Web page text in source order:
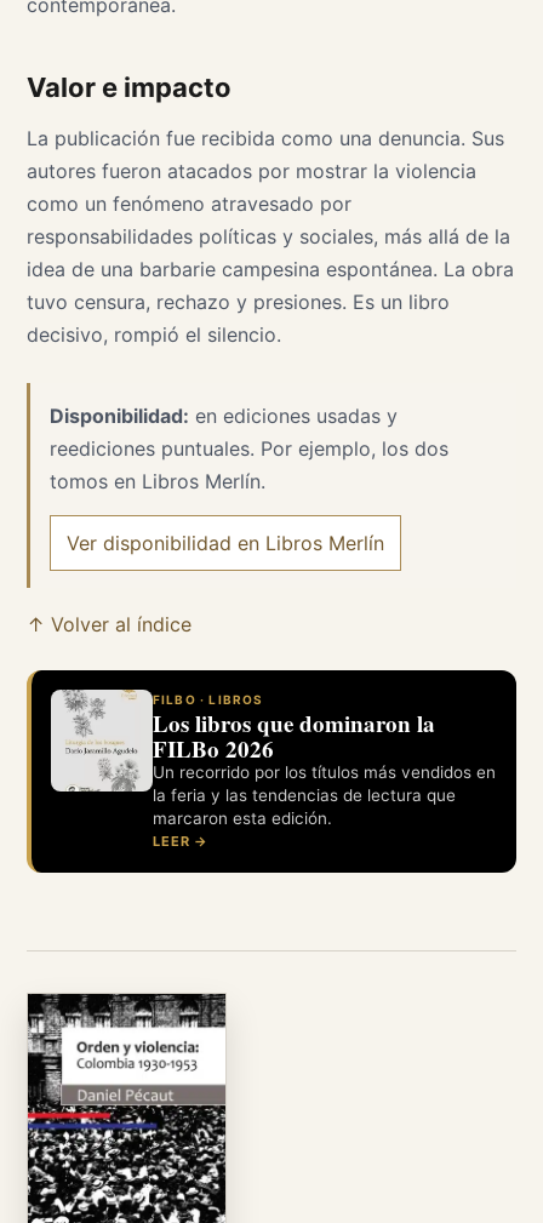
contemporánea.
Valor e impacto
La publicación fue recibida como una denuncia. Sus
autores fueron atacados por mostrar la violencia
como un fenómeno atravesado por
responsabilidades políticas y sociales, más allá de la
idea de una barbarie campesina espontánea. La obra
tuvo censura, rechazo y presiones. Es un libro
decisivo, rompió el silencio.
Disponibilidad: en ediciones usadas y
reediciones puntuales. Por ejemplo, los dos
tomos en Libros Merlín.
Ver disponibilidad en Libros Merlín
↑ Volver al índice
FILBO · LIBROS
Los libros que dominaron la
FILBo 2026
Un recorrido por los títulos más vendidos en
la feria y las tendencias de lectura que
marcaron esta edición.
LEER →